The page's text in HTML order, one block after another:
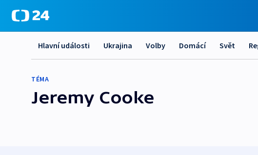
Hlavní události Ukrajina Volby Domácí Svět
TÉMA
Jeremy Cooke